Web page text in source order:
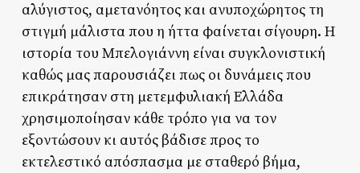
αλύγιστος, αμετανόητος και ανυποχώρητος τη
στιγμή μάλιστα που η ήττα φαίνεται σίγουρη. Η
ιστορία του Μπελογιάννη είναι συγκλονιστική
καθώς μας παρουσιάζει πως οι δυνάμεις που
επικράτησαν στη μετεμφυλιακή Ελλάδα
χρησιμοποίησαν κάθε τρόπο για να τον
εξοντώσουν κι αυτός βάδισε προς το
εκτελεστικό απόσπασμα με σταθερό βήμα,